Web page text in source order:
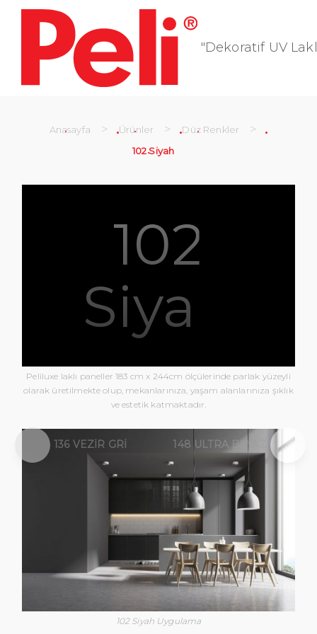
"Dekoratif UV
Anasayfa > Ürünler > Düz Renkler >
102 Siyah
102
Siyah
Peliluxe laklı paneller 183 cm x 244cm ölçülerinde parlak yüzeyli
olarak üretilmekte olup, mekanlarınıza, yaşam alanlarınıza şıklık
ve estetik katmaktadır.
102 Siyah Uygulama
136 VEZIR GRI 148 ULTRA BEYAZ